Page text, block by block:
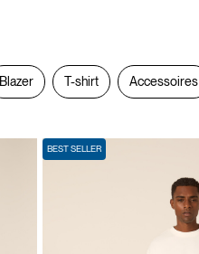
Blazer T-shirt Accessoires
BEST SELLER